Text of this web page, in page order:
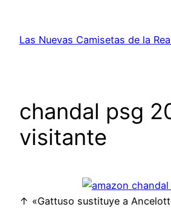
contenido
Las Nuevas Camisetas de la
chandal psg
visitante
↑ «Gattuso sustituye a